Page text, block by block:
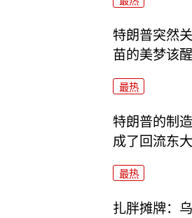
特朗普突然
苗的美梦该
最热
特朗普的制
成了回流东大
最热
扎胖摊牌：